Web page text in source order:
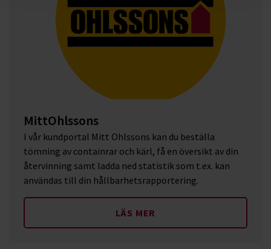
MittOhlssons
I vår kundportal Mitt Ohlssons kan du beställa
tömning av containrar och kärl, få en översikt av din
återvinning samt ladda ned statistik som t.ex. kan
användas till din hållbarhetsrapportering.
LÄS MER